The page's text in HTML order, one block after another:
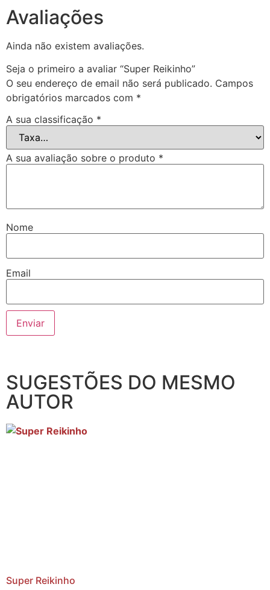
Avaliações
Ainda não existem avaliações.
Seja o primeiro a avaliar “Super Reikinho”
O seu endereço de email não será publicado. Campos
obrigatórios marcados com *
A sua classificação *
A sua avaliação sobre o produto *
Nome
Email
SUGESTÕES DO MESMO
AUTOR
Super Reikinho